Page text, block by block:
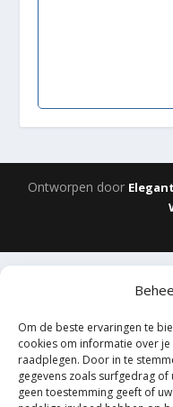
Om de beste ervaringen te
cookies om informatie over
raadplegen. Door in te
gegevens zoals surfgedrag
geen toestemming geeft of
Ontworpen door